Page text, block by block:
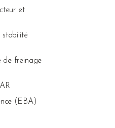
et
stabilité
de freinage
(EBA)